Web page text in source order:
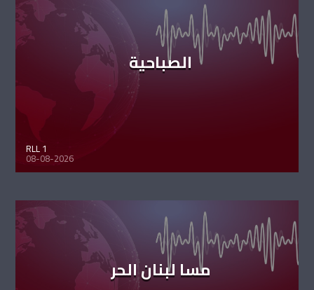
الصباحية
RLL 1
08-08-2026
مسا لبنان الحر